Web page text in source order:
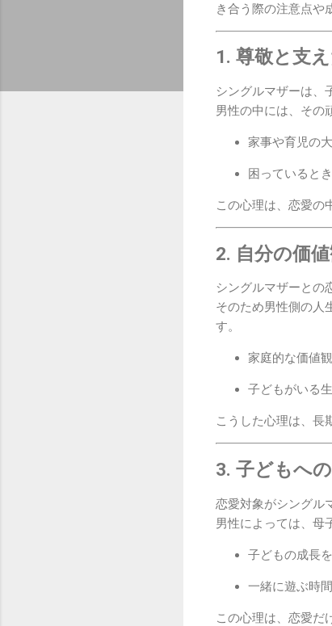
き合う際の注意点や
1. 尊敬と支
シングルマザーは、
男性の中には、その
家事や育児の
困っていると
この心理は、恋愛の
2. 自分の価
シングルマザーとの
そのため男性側の人
す。
家庭的な価値
子どもがいる
こうした心理は、長
3. 子どもへ
恋愛対象がシングル
男性によっては、母
子どもの成長
一緒に遊ぶ時
この心理は、恋愛だ